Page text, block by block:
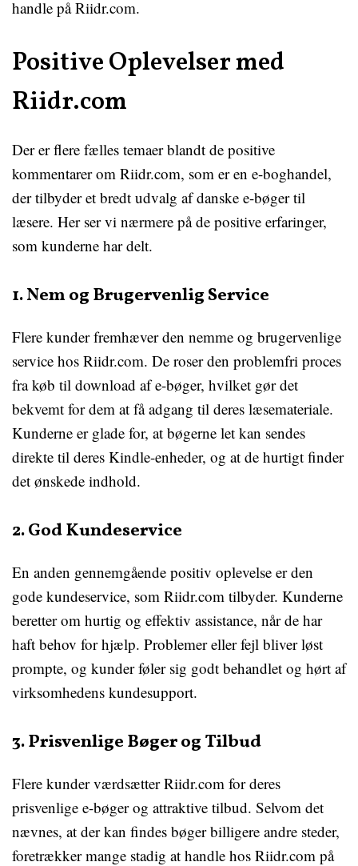
handle på Riidr.com.
Positive Oplevelser med
Riidr.com
Der er flere fælles temaer blandt de positive
kommentarer om Riidr.com, som er en e-boghandel,
der tilbyder et bredt udvalg af danske e-bøger til
læsere. Her ser vi nærmere på de positive erfaringer,
som kunderne har delt.
1. Nem og Brugervenlig Service
Flere kunder fremhæver den nemme og brugervenlige
service hos Riidr.com. De roser den problemfri proces
fra køb til download af e-bøger, hvilket gør det
bekvemt for dem at få adgang til deres læsemateriale.
Kunderne er glade for, at bøgerne let kan sendes
direkte til deres Kindle-enheder, og at de hurtigt finder
det ønskede indhold.
2. God Kundeservice
En anden gennemgående positiv oplevelse er den
gode kundeservice, som Riidr.com tilbyder. Kunderne
beretter om hurtig og effektiv assistance, når de har
haft behov for hjælp. Problemer eller fejl bliver løst
prompte, og kunder føler sig godt behandlet og hørt af
virksomhedens kundesupport.
3. Prisvenlige Bøger og Tilbud
Flere kunder værdsætter Riidr.com for deres
prisvenlige e-bøger og attraktive tilbud. Selvom det
nævnes, at der kan findes bøger billigere andre steder,
foretrækker mange stadig at handle hos Riidr.com på